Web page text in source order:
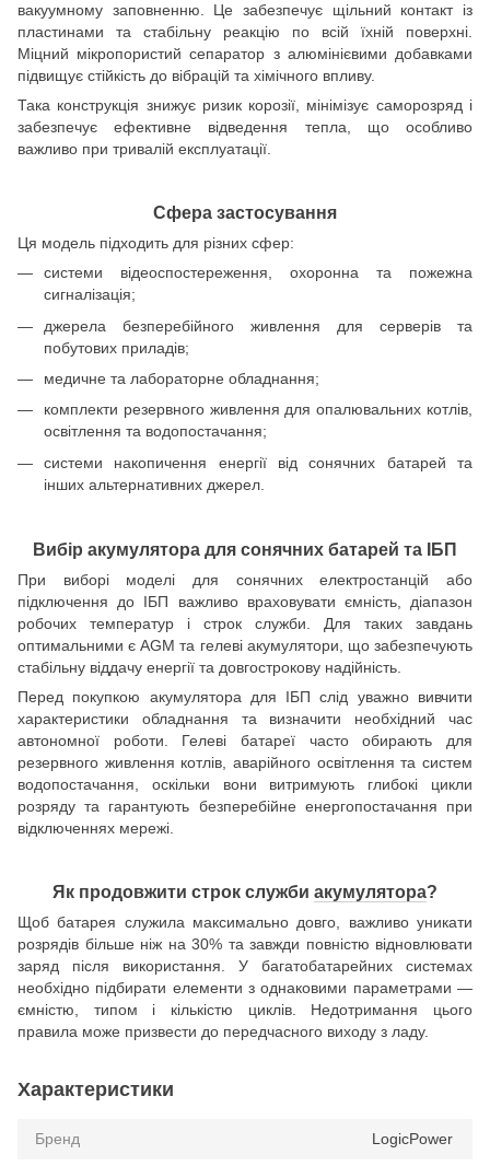
вакуумному заповненню. Це забезпечує щільний контакт із
пластинами та стабільну реакцію по всій їхній поверхні.
Міцний мікропористий сепаратор з алюмінієвими добавками
підвищує стійкість до вібрацій та хімічного впливу.
Така конструкція знижує ризик корозії, мінімізує саморозряд і
забезпечує ефективне відведення тепла, що особливо
важливо при тривалій експлуатації.
Сфера застосування
Ця модель підходить для різних сфер:
системи відеоспостереження, охоронна та пожежна
сигналізація;
джерела безперебійного живлення для серверів та
побутових приладів;
медичне та лабораторне обладнання;
комплекти резервного живлення для опалювальних котлів,
освітлення та водопостачання;
системи накопичення енергії від сонячних батарей та
інших альтернативних джерел.
Вибір акумулятора для сонячних батарей та ІБП
При виборі моделі для сонячних електростанцій або
підключення до ІБП важливо враховувати ємність, діапазон
робочих температур і строк служби. Для таких завдань
оптимальними є AGM та гелеві акумулятори, що забезпечують
стабільну віддачу енергії та довгострокову надійність.
Перед покупкою акумулятора для ІБП слід уважно вивчити
характеристики обладнання та визначити необхідний час
автономної роботи. Гелеві батареї часто обирають для
резервного живлення котлів, аварійного освітлення та систем
водопостачання, оскільки вони витримують глибокі цикли
розряду та гарантують безперебійне енергопостачання при
відключеннях мережі.
Як продовжити строк служби акумулятора?
Щоб батарея служила максимально довго, важливо уникати
розрядів більше ніж на 30% та завжди повністю відновлювати
заряд після використання. У багатобатарейних системах
необхідно підбирати елементи з однаковими параметрами —
ємністю, типом і кількістю циклів. Недотримання цього
правила може призвести до передчасного виходу з ладу.
Характеристики
Бренд LogicPower